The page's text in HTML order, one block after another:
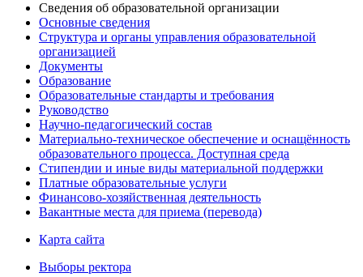
Сведения об образовательной организации
Основные сведения
Структура и органы управления образовательной
организацией
Документы
Образование
Образовательные стандарты и требования
Руководство
Научно-педагогический состав
Материально-техническое обеспечение и оснащённость
образовательного процесса. Доступная среда
Стипендии и иные виды материальной поддержки
Платные образовательные услуги
Финансово-хозяйственная деятельность
Вакантные места для приема (перевода)
Карта сайта
Выборы ректора